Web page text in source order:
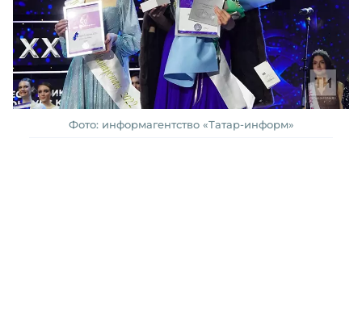
Фото: информагентство «Татар-информ»